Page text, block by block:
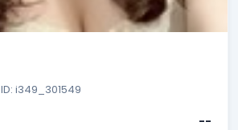
ID: i349_301549
--